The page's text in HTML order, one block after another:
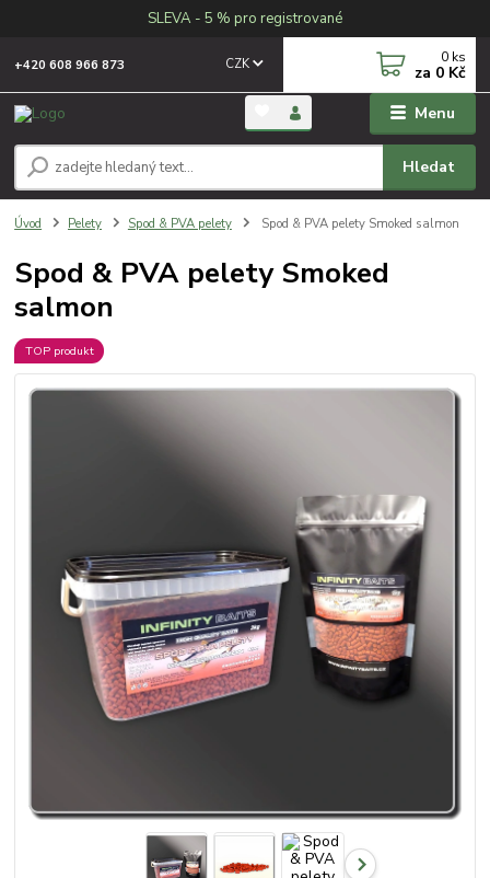
SLEVA - 5 % pro registrované
Menu
CZK
Hledat
+420 608 966 873 0 ks
za 0 Kč
Úvod Pelety Spod & PVA pelety Spod & PVA pelety Smoked salmon
Spod & PVA pelety Smoked
salmon
TOP produkt